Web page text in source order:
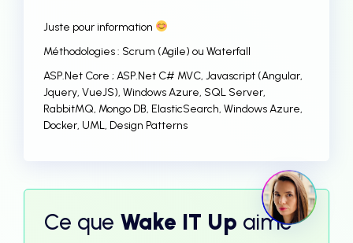
Juste pour information
Méthodologies : Scrum (Agile) ou Waterfall
ASP.Net Core ; ASP.Net C# MVC, Javascript (Angular,
Jquery, VueJS), Windows Azure, SQL Server,
RabbitMQ, Mongo DB, ElasticSearch, Windows Azure,
Docker, UML, Design Patterns
Ce que Wake IT Up aime